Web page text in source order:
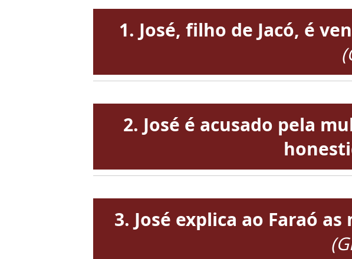
1. José, filho de Jacó, é
2. José é acusado pela
3. José explica ao Faraó